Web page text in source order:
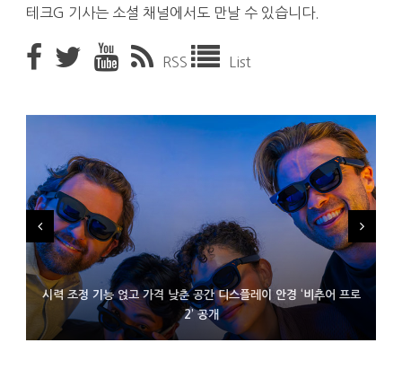
테크G 기사는 소셜 채널에서도 만날 수 있습니다.
RSS List
시력 조정 기능 얹고 가격 낮춘 공간 디스플레이 안경 ‘비추어 프로
2’ 공개
D램 부족에 10억달러어치 아이폰18 프로세서 패키징 대기 중
300~400달러 반지형 스피커 준비하는 오픈AI